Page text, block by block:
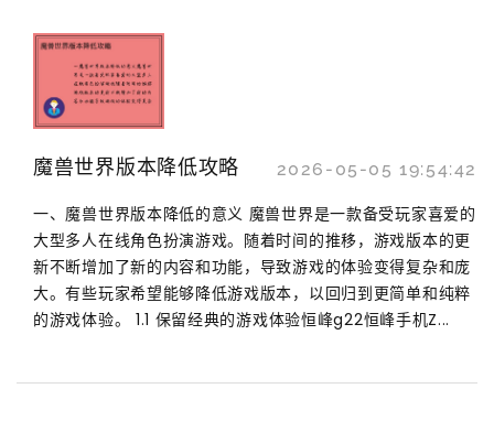
魔兽世界版本降低攻略 2026-05-05 19:54:42
一、魔兽世界版本降低的意义 魔兽世界是一款备受玩家喜爱的
大型多人在线角色扮演游戏。随着时间的推移，游戏版本的更
新不断增加了新的内容和功能，导致游戏的体验变得复杂和庞
大。有些玩家希望能够降低游戏版本，以回归到更简单和纯粹
的游戏体验。 1.1 保留经典的游戏体验恒峰g22恒峰手机Z...